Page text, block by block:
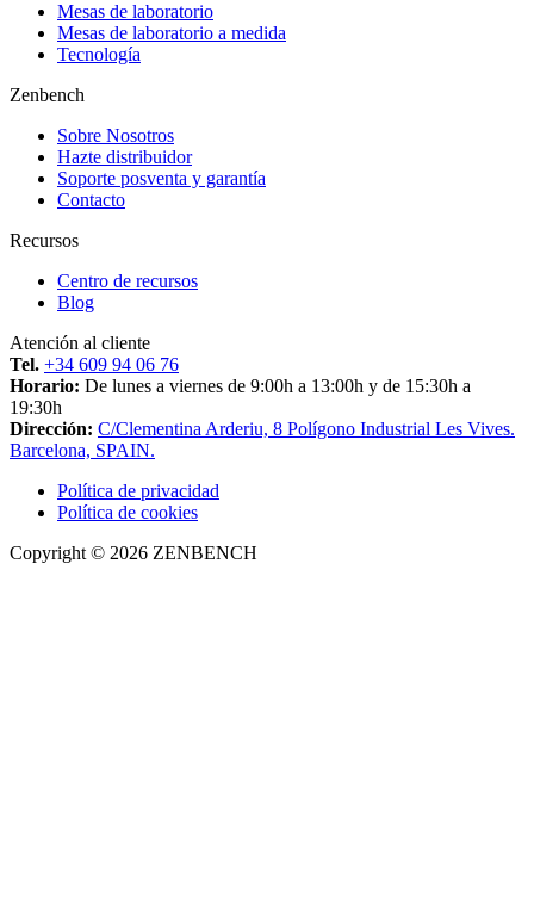
Mesas de laboratorio
Mesas de laboratorio a medida
Tecnología
Zenbench
Sobre Nosotros
Hazte distribuidor
Soporte posventa y garantía
Contacto
Recursos
Centro de recursos
Blog
Atención al cliente
Tel. +34 609 94 06 76
Horario: De lunes a viernes de 9:00h a 13:00h y de 15:30h a
19:30h
Dirección: C/Clementina Arderiu, 8 Polígono Industrial Les Vives.
Barcelona, SPAIN.
Política de privacidad
Política de cookies
Copyright © 2026 ZENBENCH